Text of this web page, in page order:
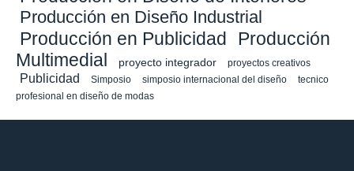
Producción en Diseño Industrial
Producción en Publicidad
Producción
Multimedial
proyecto integrador proyectos creativos
Publicidad Simposio simposio internacional del diseño
tecnico
profesional en diseño de modas